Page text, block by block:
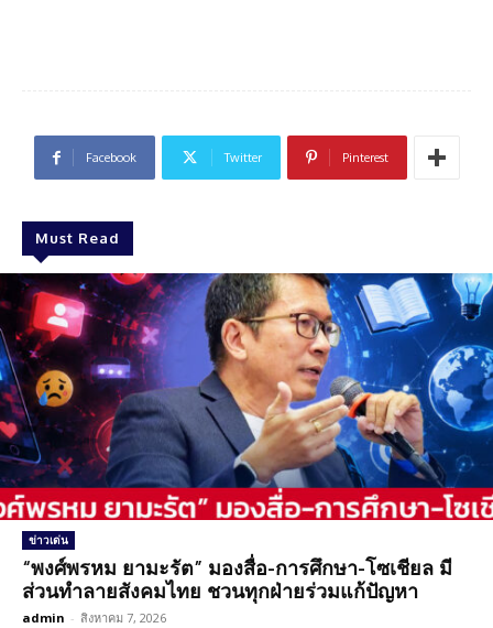
Facebook Twitter Pinterest
Must Read
ข่าวเด่น
“พงศ์พรหม ยามะรัต” มองสื่อ-การศึกษา-โซเชียล มี
ส่วนทำลายสังคมไทย ชวนทุกฝ่ายร่วมแก้ปัญหา
admin - สิงหาคม 7, 2026